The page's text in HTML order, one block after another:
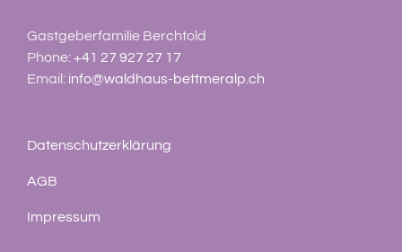
Gastgeberfamilie Berchtold
Phone:+41 27 927 27 17
Email: info@waldhaus-bettmeralp.ch
Datenschutzerklärung
AGB
Impressum